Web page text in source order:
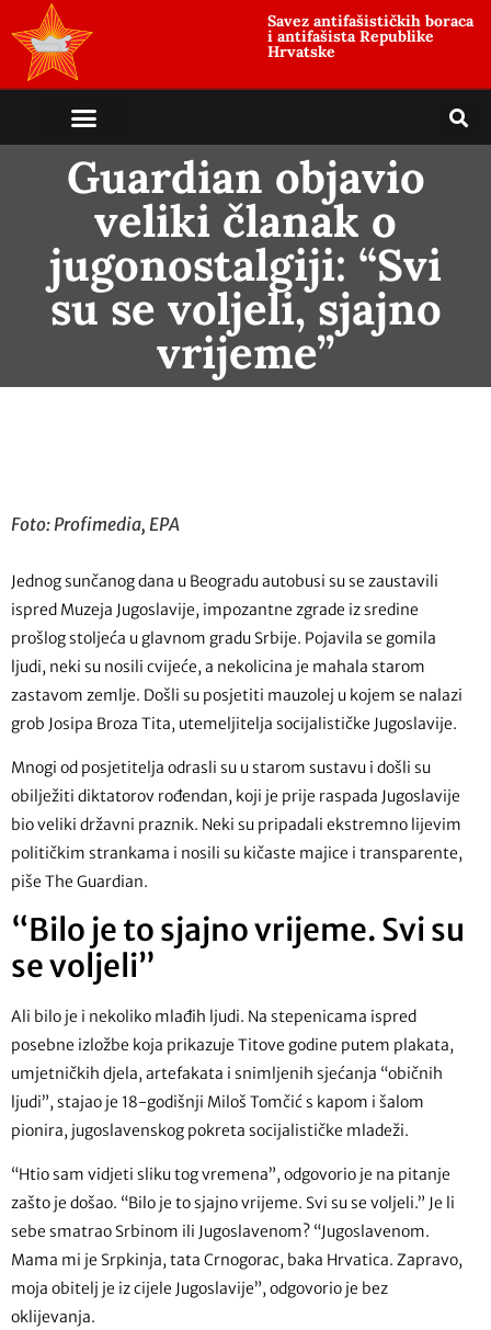
Savez antifašističkih boraca
i antifašista Republike
Hrvatske
Guardian objavio
veliki članak o
jugonostalgiji: “Svi
su se voljeli, sjajno
vrijeme”
Foto: Profimedia, EPA
Jednog sunčanog dana u Beogradu autobusi su se zaustavili
ispred Muzeja Jugoslavije, impozantne zgrade iz sredine
prošlog stoljeća u glavnom gradu Srbije. Pojavila se gomila
ljudi, neki su nosili cvijeće, a nekolicina je mahala starom
zastavom zemlje. Došli su posjetiti mauzolej u kojem se nalazi
grob Josipa Broza Tita, utemeljitelja socijalističke Jugoslavije.
Mnogi od posjetitelja odrasli su u starom sustavu i došli su
obilježiti diktatorov rođendan, koji je prije raspada Jugoslavije
bio veliki državni praznik. Neki su pripadali ekstremno lijevim
političkim strankama i nosili su kičaste majice i transparente,
piše The Guardian.
“Bilo je to sjajno vrijeme. Svi su
se voljeli”
Ali bilo je i nekoliko mlađih ljudi. Na stepenicama ispred
posebne izložbe koja prikazuje Titove godine putem plakata,
umjetničkih djela, artefakata i snimljenih sjećanja “običnih
ljudi”, stajao je 18-godišnji Miloš Tomčić s kapom i šalom
pionira, jugoslavenskog pokreta socijalističke mladeži.
“Htio sam vidjeti sliku tog vremena”, odgovorio je na pitanje
zašto je došao. “Bilo je to sjajno vrijeme. Svi su se voljeli.” Je li
sebe smatrao Srbinom ili Jugoslavenom? “Jugoslavenom.
Mama mi je Srpkinja, tata Crnogorac, baka Hrvatica. Zapravo,
moja obitelj je iz cijele Jugoslavije”, odgovorio je bez
oklijevanja.